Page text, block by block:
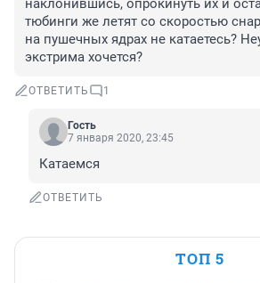
наклонившись, опрокинуть их и
тюбинги же летят со скоростью
на пушечных ядрах не катаетесь?
экстрима хочется?
ОТВЕТИТЬ 1
Гость
7 января 2020, 23:45
Катаемся
ОТВЕТИТЬ
ТОП 5